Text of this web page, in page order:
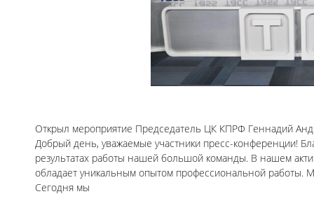
Открыл мероприятие Председатель ЦК КПРФ Геннадий
Добрый день, уважаемые участники пресс-конференции!
результатах работы нашей большой команды. В нашем
обладает уникальным опытом профессиональной работы.
Сегодня мы